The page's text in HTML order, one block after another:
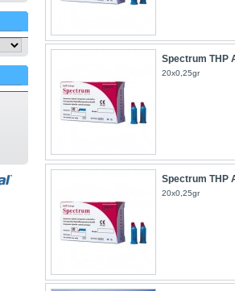
Spectrum THP
20x0,25gr
Spectrum THP
20x0,25gr